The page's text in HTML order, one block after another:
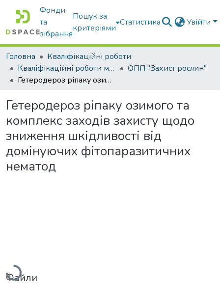
Фонди
та
зібрання
Пошук за
критеріями
Статистика Увійти
Головна
Кваліфікаційні роботи
Кваліфікаційні роботи магістрів
ОПП "Захист рослин"
Гетеродероз ріпаку озимого та комплекс заходів захисту щодо зниження шкідливості від домінуючих фітопаразитичних нематод
Гетеродероз ріпаку озимого та
комплекс заходів захисту щодо
зниження шкідливості від
домінуючих фітопаразитичних
нематод
Вантажиться...
Файли